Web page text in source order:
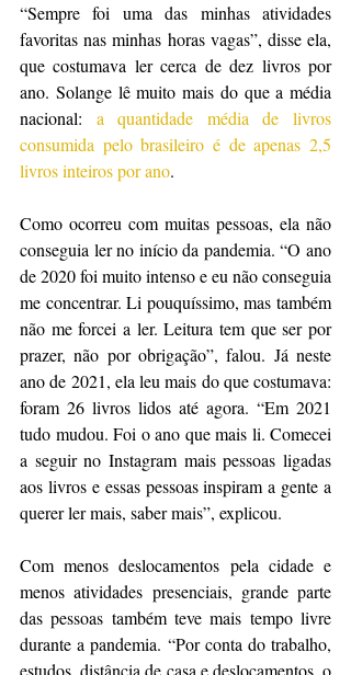
“Sempre foi uma das minhas atividades
favoritas nas minhas horas vagas”, disse ela,
que costumava ler cerca de dez livros por
ano. Solange lê muito mais do que a média
nacional: a quantidade média de livros
consumida pelo brasileiro é de apenas 2,5
livros inteiros por ano.
Como ocorreu com muitas pessoas, ela não
conseguia ler no início da pandemia. “O ano
de 2020 foi muito intenso e eu não conseguia
me concentrar. Li pouquíssimo, mas também
não me forcei a ler. Leitura tem que ser por
prazer, não por obrigação”, falou. Já neste
ano de 2021, ela leu mais do que costumava:
foram 26 livros lidos até agora. “Em 2021
tudo mudou. Foi o ano que mais li. Comecei
a seguir no Instagram mais pessoas ligadas
aos livros e essas pessoas inspiram a gente a
querer ler mais, saber mais”, explicou.
Com menos deslocamentos pela cidade e
menos atividades presenciais, grande parte
das pessoas também teve mais tempo livre
durante a pandemia. “Por conta do trabalho,
estudos, distância de casa e deslocamentos, o